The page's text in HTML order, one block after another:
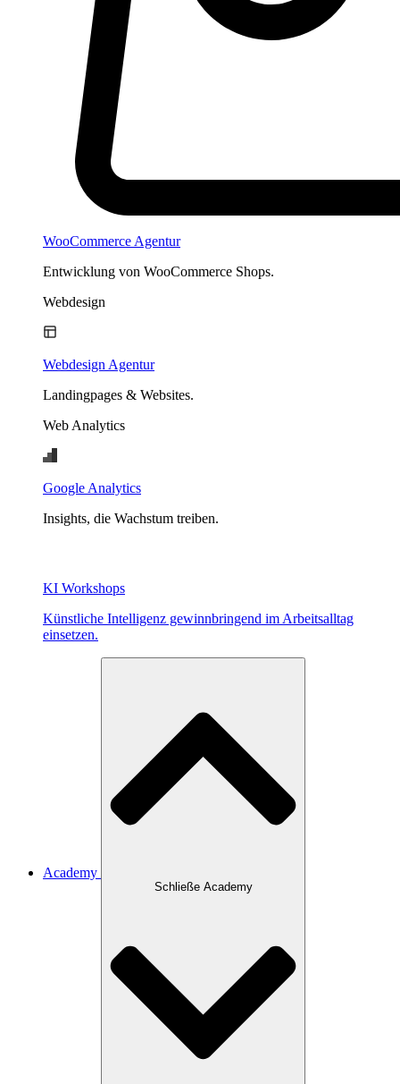
WooCommerce Agentur
Entwicklung von WooCommerce Shops.
Webdesign
Webdesign Agentur
Landingpages & Websites.
Web Analytics
Google Analytics
Insights, die Wachstum treiben.
KI Workshops
Künstliche Intelligenz gewinnbringend im Arbeitsalltag
einsetzen.
Academy
Schließe Academy